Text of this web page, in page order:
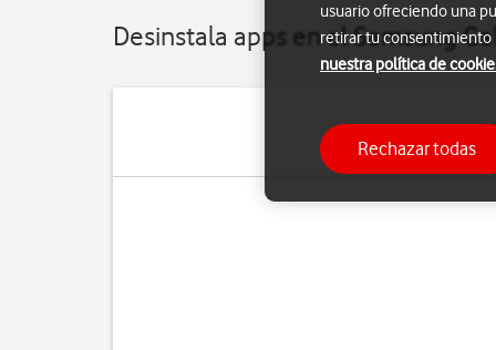
Desinstala apps en el Samsung
usuario ofreciendo una
retirar tu consentimiento
nuestra política de
Rechazar todas